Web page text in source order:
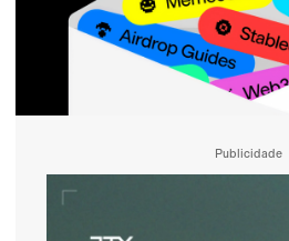
Publicidade